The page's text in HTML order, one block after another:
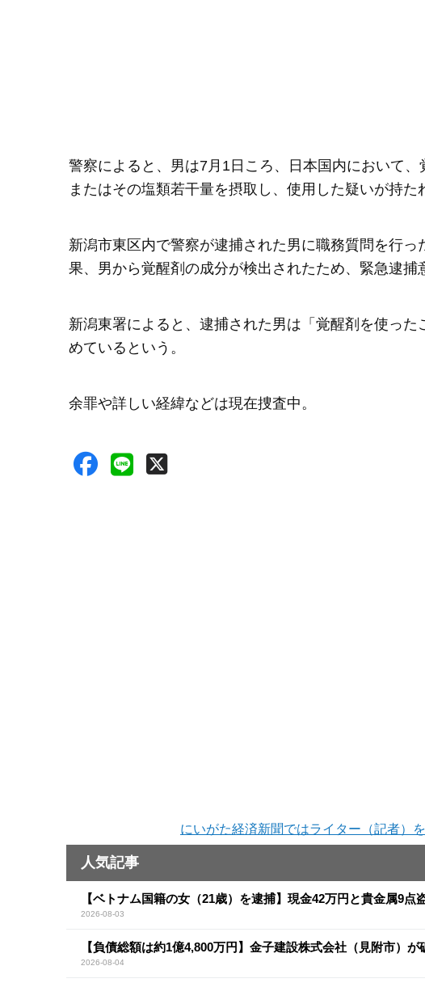
警察によると、男は7月1日ころ、日本国内において
またはその塩類若干量を摂取し、使用した疑いが持た
新潟市東区内で警察が逮捕された男に職務質問を行
果、男から覚醒剤の成分が検出されたため、緊急逮捕
新潟東署によると、逮捕された男は「覚醒剤を使っ
めているという。
余罪や詳しい経緯などは現在捜査中。
にいがた経済新聞ではライター（記者）
人気記事
【ベトナム国籍の女（21歳）を逮捕】現金42万円と貴金属9点
2026-08-03
【負債総額は約1億4,800万円】金子建設株式会社（見附市）が
2026-08-04